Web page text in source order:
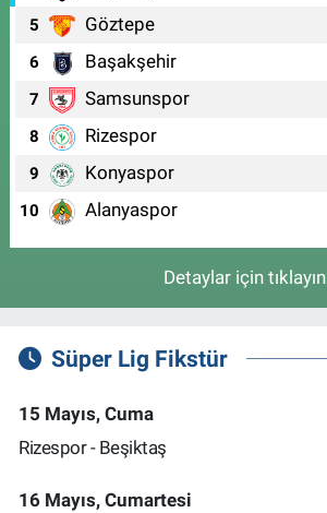
5 Göztepe
6 Başakşehir
7 Samsunspor
8 Rizespor
9 Konyaspor
10 Alanyaspor
Detaylar için tıklayın
Süper Lig Fikstür
15 Mayıs, Cuma
Rizespor - Beşiktaş
16 Mayıs, Cumartesi